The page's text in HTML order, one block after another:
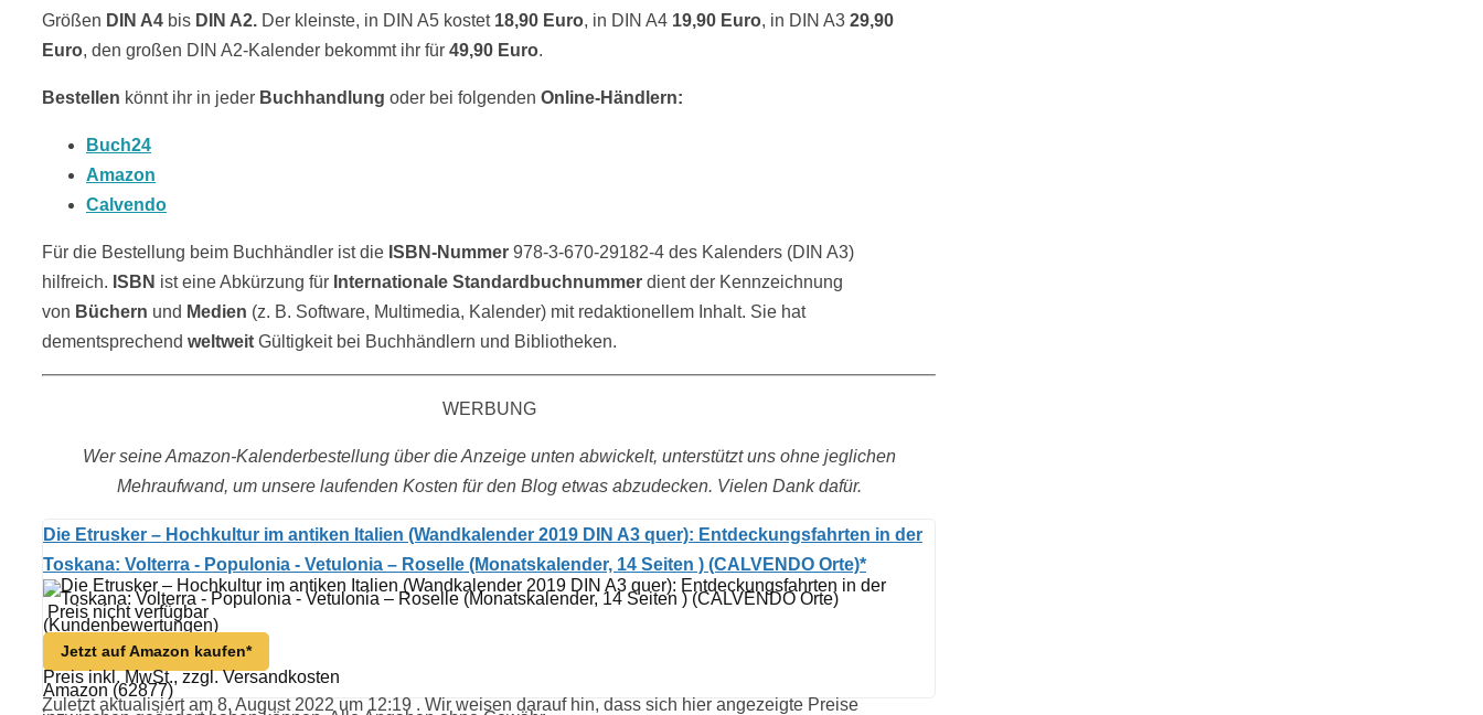
Größen DIN A4 bis DIN A2. Der kleinste, in DIN A5 kostet 18,90 Euro, in DIN A4 19,90 Euro, in DIN A3 29,90
Euro, den großen DIN A2-Kalender bekommt ihr für 49,90 Euro.
Bestellen könnt ihr in jeder Buchhandlung oder bei folgenden Online-Händlern:
Buch24
Amazon
Calvendo
Für die Bestellung beim Buchhändler ist die ISBN-Nummer 978-3-670-29182-4 des Kalenders (DIN A3)
hilfreich. ISBN ist eine Abkürzung für Internationale Standardbuchnummer dient der Kennzeichnung
von Büchern und Medien (z. B. Software, Multimedia, Kalender) mit redaktionellem Inhalt. Sie hat
dementsprechend weltweit Gültigkeit bei Buchhändlern und Bibliotheken.
WERBUNG
Wer seine Amazon-Kalenderbestellung über die Anzeige unten abwickelt, unterstützt uns ohne jeglichen
Mehraufwand, um unsere laufenden Kosten für den Blog etwas abzudecken. Vielen Dank dafür.
Die Etrusker – Hochkultur im antiken Italien (Wandkalender 2019 DIN A3 quer): Entdeckungsfahrten in der
Toskana: Volterra - Populonia - Vetulonia – Roselle (Monatskalender, 14 Seiten ) (CALVENDO Orte)*
Preis nicht verfügbar
(Kundenbewertungen)
Jetzt auf Amazon kaufen*
Preis inkl. MwSt., zzgl. Versandkosten
Amazon (62877)
Zuletzt aktualisiert am 8. August 2022 um 12:19 . Wir weisen darauf hin, dass sich hier angezeigte Preise